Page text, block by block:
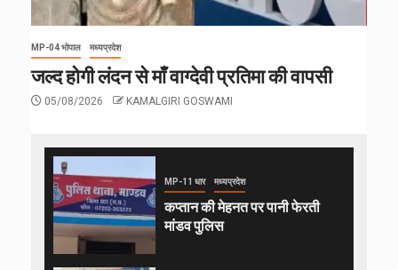
MP-04 भोपाल मध्यप्रदेश
जल्द होगी लंदन से माँ वाग्देवी प्रतिमा की वापसी
05/08/2026 KAMALGIRI GOSWAMI
MP-11 धार मध्यप्रदेश
कप्तान की मेहनत पर पानी फेरती
मांडव पुलिस